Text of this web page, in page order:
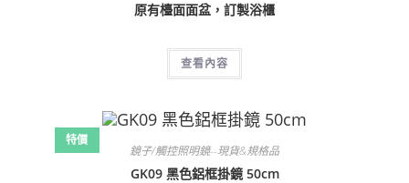
原有檯面面盆，訂製浴櫃
查看內容
特價
鏡子/觸控照明鏡--現貨&規格品
GK09 黑色鋁框掛鏡 50cm